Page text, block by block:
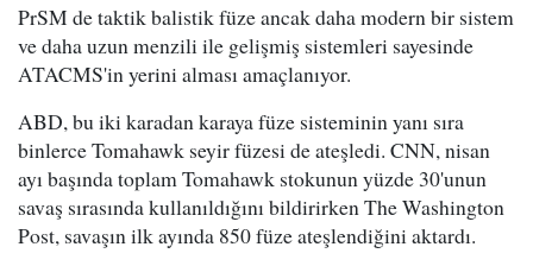
PrSM de taktik balistik füze ancak daha modern bir sistem
ve daha uzun menzili ile gelişmiş sistemleri sayesinde
ATACMS'in yerini alması amaçlanıyor.
ABD, bu iki karadan karaya füze sisteminin yanı sıra
binlerce Tomahawk seyir füzesi de ateşledi. CNN, nisan
ayı başında toplam Tomahawk stokunun yüzde 30'unun
savaş sırasında kullanıldığını bildirirken The Washington
Post, savaşın ilk ayında 850 füze ateşlendiğini aktardı.